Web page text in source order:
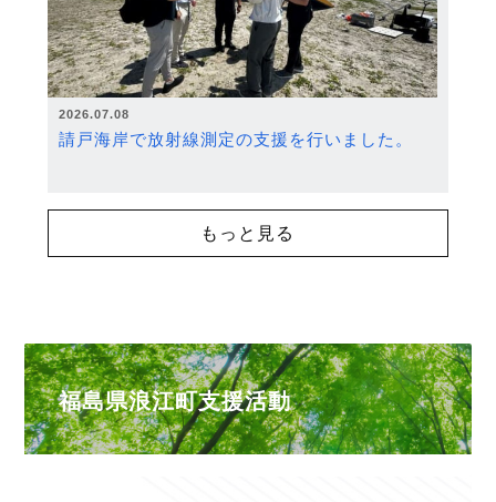
2026.07.08
請戸海岸で放射線測定の支援を行いました。
もっと見る
福島県浪江町支援活動